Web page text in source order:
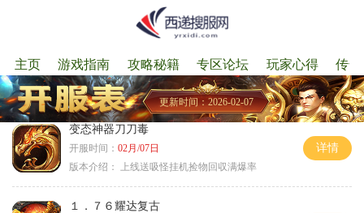
主页 游戏指南 攻略秘籍 专区论坛 玩家心得 传
更新时间：2026-02-07
变态神器刀刀毒
开服时间： 02月/07日
版本介绍：
上线送吸怪挂机捡物回収满爆率
详情
１．７６耀达复古